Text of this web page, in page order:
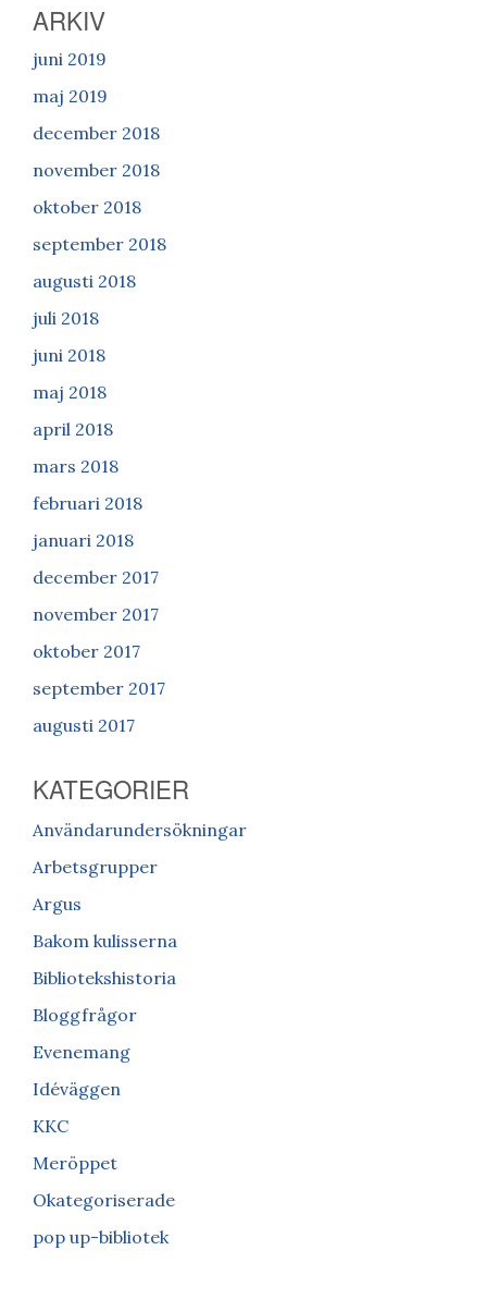
ARKIV
juni 2019
maj 2019
december 2018
november 2018
oktober 2018
september 2018
augusti 2018
juli 2018
juni 2018
maj 2018
april 2018
mars 2018
februari 2018
januari 2018
december 2017
november 2017
oktober 2017
september 2017
augusti 2017
KATEGORIER
Användarundersökningar
Arbetsgrupper
Argus
Bakom kulisserna
Bibliotekshistoria
Bloggfrågor
Evenemang
Idéväggen
KKC
Meröppet
Okategoriserade
pop up-bibliotek